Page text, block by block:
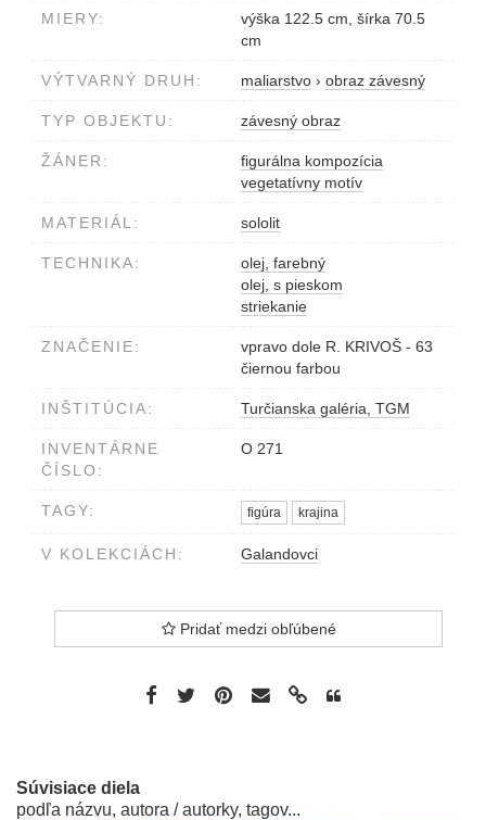
MIERY:
výška 122.5 cm, šírka 70.5
cm
VÝTVARNÝ DRUH: maliarstvo › obraz závesný
TYP OBJEKTU: závesný obraz
ŽÁNER:
figurálna kompozícia
vegetatívny motív
MATERIÁL: sololit
TECHNIKA:
olej, farebný
olej, s pieskom
striekanie
ZNAČENIE:
vpravo dole R. KRIVOŠ - 63
čiernou farbou
INŠTITÚCIA: Turčianska galéria, TGM
INVENTÁRNE
ČÍSLO:
O 271
TAGY: figúra krajina
V KOLEKCIÁCH: Galandovci
Pridať medzi obľúbené
Súvisiace diela
podľa názvu, autora / autorky, tagov...